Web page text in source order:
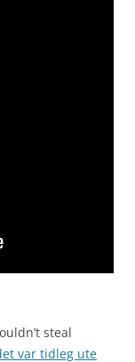
steal
var tidleg ute